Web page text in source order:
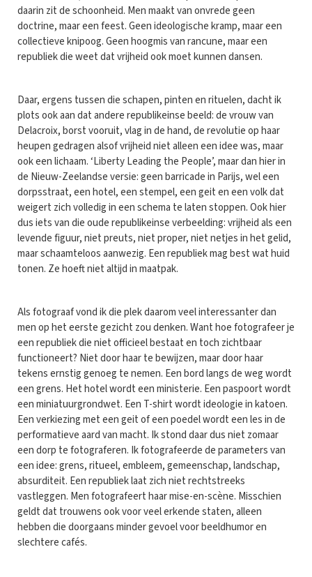
daarin zit de schoonheid. Men maakt van onvrede geen
doctrine, maar een feest. Geen ideologische kramp, maar een
collectieve knipoog. Geen hoogmis van rancune, maar een
republiek die weet dat vrijheid ook moet kunnen dansen.
Daar, ergens tussen die schapen, pinten en rituelen, dacht ik
plots ook aan dat andere republikeinse beeld: de vrouw van
Delacroix, borst vooruit, vlag in de hand, de revolutie op haar
heupen gedragen alsof vrijheid niet alleen een idee was, maar
ook een lichaam. ‘Liberty Leading the People’, maar dan hier in
de Nieuw-Zeelandse versie: geen barricade in Parijs, wel een
dorpsstraat, een hotel, een stempel, een geit en een volk dat
weigert zich volledig in een schema te laten stoppen. Ook hier
dus iets van die oude republikeinse verbeelding: vrijheid als een
levende figuur, niet preuts, niet proper, niet netjes in het gelid,
maar schaamteloos aanwezig. Een republiek mag best wat huid
tonen. Ze hoeft niet altijd in maatpak.
Als fotograaf vond ik die plek daarom veel interessanter dan
men op het eerste gezicht zou denken. Want hoe fotografeer je
een republiek die niet officieel bestaat en toch zichtbaar
functioneert? Niet door haar te bewijzen, maar door haar
tekens ernstig genoeg te nemen. Een bord langs de weg wordt
een grens. Het hotel wordt een ministerie. Een paspoort wordt
een miniatuurgrondwet. Een T-shirt wordt ideologie in katoen.
Een verkiezing met een geit of een poedel wordt een les in de
performatieve aard van macht. Ik stond daar dus niet zomaar
een dorp te fotograferen. Ik fotografeerde de parameters van
een idee: grens, ritueel, embleem, gemeenschap, landschap,
absurditeit. Een republiek laat zich niet rechtstreeks
vastleggen. Men fotografeert haar mise-en-scène. Misschien
geldt dat trouwens ook voor veel erkende staten, alleen
hebben die doorgaans minder gevoel voor beeldhumor en
slechtere cafés.